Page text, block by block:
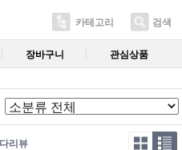
카테고리 검색
장바구니 관심상품
리뷰